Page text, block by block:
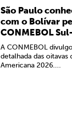
São Paulo
com o Bolívar
CONMEBOL
A CONMEBOL
detalhada das
Americana 2026....